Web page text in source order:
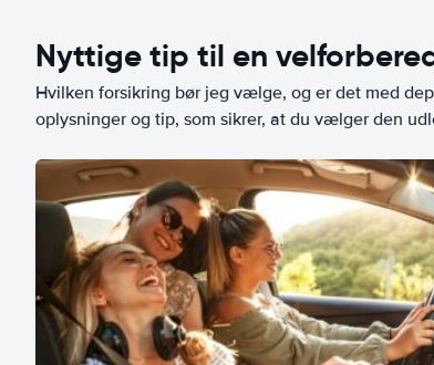
Nyttige tip til en
Hvilken forsikring bør jeg vælge, og er det med
oplysninger og tip, som sikrer, at du vælger den